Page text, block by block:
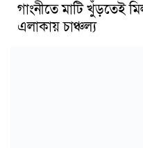
গাংনীতে মাটি খুঁড়তেই
এলাকায় চাঞ্চল্য